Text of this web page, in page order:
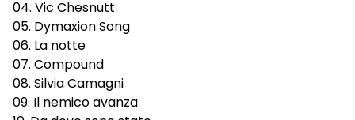
04. Vic Chesnutt
05. Dymaxion Song
06. La notte
07. Compound
08. Silvia Camagni
09. Il nemico avanza